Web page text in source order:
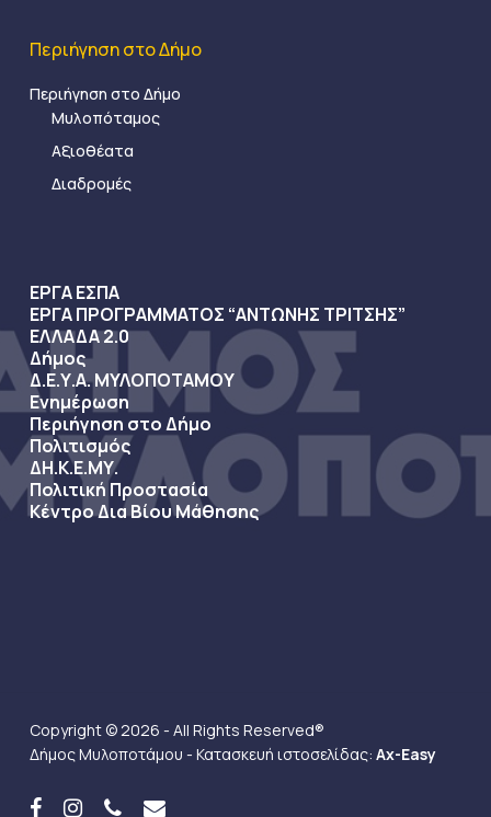
Περιήγηση στο Δήμο
Περιήγηση στο Δήμο
Μυλοπόταμος
Αξιοθέατα
Διαδρομές
ΕΡΓΑ ΕΣΠΑ
ΕΡΓΑ ΠΡΟΓΡΑΜΜΑΤΟΣ “ΑΝΤΩΝΗΣ ΤΡΙΤΣΗΣ”
ΕΛΛΑΔΑ 2.0
Δήμος
Δ.Ε.Υ.Α. ΜΥΛΟΠΟΤΑΜΟΥ
Ενημέρωση
Περιήγηση στο Δήμο
Πολιτισμός
ΔΗ.Κ.Ε.ΜΥ.
Πολιτική Προστασία
Κέντρο Δια Βίου Μάθησης
Copyright © 2026 - All Rights Reserved®
Δήμος Μυλοποτάμου - Κατασκευή ιστοσελίδας: Ax-Easy
facebookinstagramphoneemail